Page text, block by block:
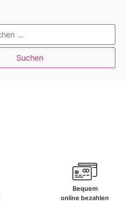
Suchen
Bequem
online bezahlen